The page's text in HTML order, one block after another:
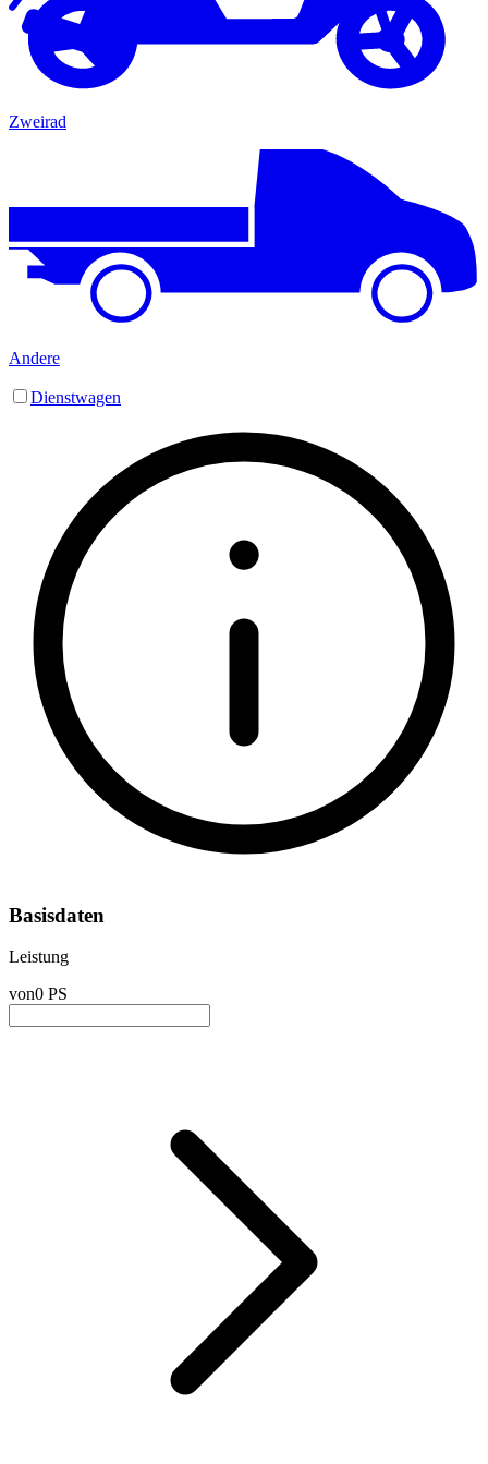
Zweirad
Andere
Dienstwagen
Basisdaten
Leistung
von0 PS